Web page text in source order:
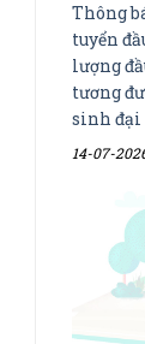
Thông
tuyển
lượng
tương
sinh đại
14-07-